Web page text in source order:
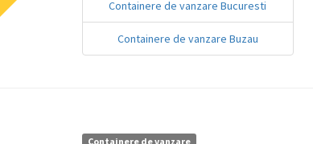
Containere de vanzare Buzau
Containere de vanzare